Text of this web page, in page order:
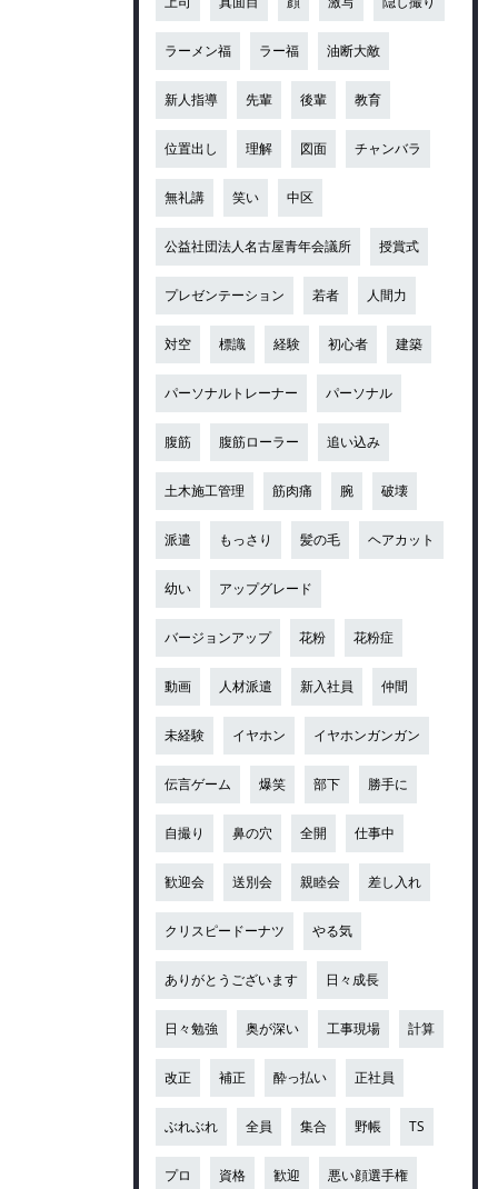
ラーメン福 ラー福 油断大敵
新人指導 先輩 後輩 教育
位置出し 理解 図面 チャンバラ
無礼講 笑い 中区
公益社団法人名古屋青年会議所 授賞式
プレゼンテーション 若者 人間力
対空 標識 経験 初心者 建築
パーソナルトレーナー パーソナル
腹筋 腹筋ローラー 追い込み
土木施工管理 筋肉痛 腕 破壊
派遣 もっさり 髪の毛 ヘアカット
幼い アップグレード
バージョンアップ 花粉 花粉症
動画 人材派遣 新入社員 仲間
未経験 イヤホン イヤホンガンガン
伝言ゲーム 爆笑 部下 勝手に
自撮り 鼻の穴 全開 仕事中
歓迎会 送別会 親睦会 差し入れ
クリスピードーナツ やる気
ありがとうございます 日々成長
日々勉強 奥が深い 工事現場 計算
改正 補正 酔っ払い 正社員
ぶれぶれ 全員 集合 野帳 TS
プロ 資格 歓迎 悪い顔選手権